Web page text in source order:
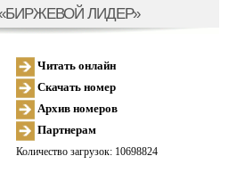
ЛИДЕР»
Читать онлайн
Скачать номер
Архив номеров
Партнерам
Количество загрузок: 10698824